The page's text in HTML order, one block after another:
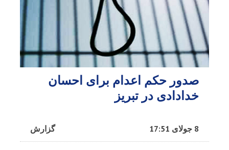
صدور حکم اعدام برای احسان
خدادادی در تبریز
گزارش 8 جولای 17:51